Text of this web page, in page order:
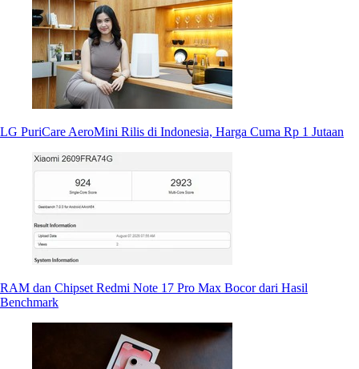
LG PuriCare AeroMini Rilis di Indonesia, Harga Cuma Rp 1 Jutaan
RAM dan Chipset Redmi Note 17 Pro Max Bocor dari Hasil
Benchmark